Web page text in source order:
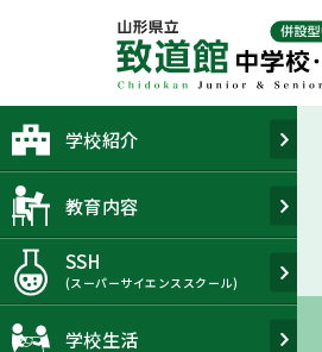
学校紹介
教育内容
SSH
(スーパーサイエンススクール)
学校生活